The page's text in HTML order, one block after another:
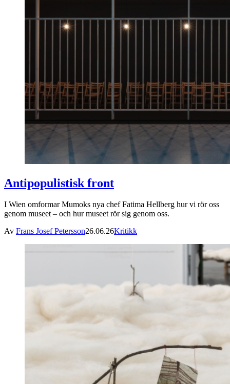
Antipopulistisk front
I Wien omformar Mumoks nya chef Fatima Hellberg hur vi rör oss
genom museet – och hur museet rör sig genom oss.
Av Frans Josef Petersson26.06.26Kritikk